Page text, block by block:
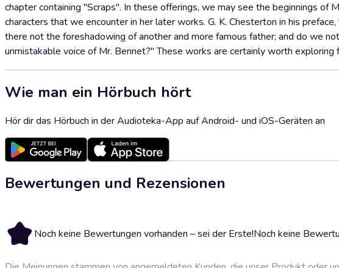
chapter containing "Scraps". In these offerings, we may see the beginnings
characters that we encounter in her later works. G. K. Chesterton in his
there not the foreshadowing of another and more famous father; and do we
unmistakable voice of Mr. Bennet?" These works are certainly worth
Wie man ein Hörbuch hört
Hör dir das Hörbuch in der Audioteka-App auf Android- und iOS-Geräten an
Bewertungen und Rezensionen
Noch keine Bewertungen vorhanden – sei der Erste!Noch keine